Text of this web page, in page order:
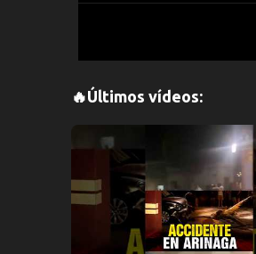
🔥Últimos vídeos: